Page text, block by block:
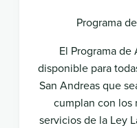
Programa
El Programa
disponible para
San Andreas que
cumplan con los
servicios de la Ley